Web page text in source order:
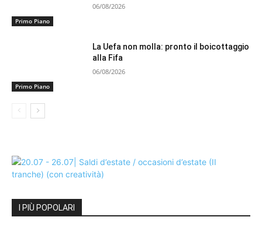
Primo Piano
06/08/2026
Primo Piano
La Uefa non molla: pronto il boicottaggio
alla Fifa
06/08/2026
I PIÙ POPOLARI